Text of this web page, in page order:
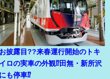
お披露目??来春運行開始のトキ
イロの実車の外観⁉田無・新所沢
にも停車⁉